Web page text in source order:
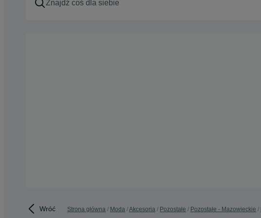
Wróć Strona główna Moda Akcesoria Pozostałe Pozostałe - Mazowieckie